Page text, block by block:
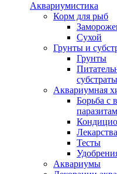
Аквариумистика
Корм для рыб
Сухой
Грунты и
Грунты
субстраты
Аквариумная
Борьба с
Тесты
Аквариумы